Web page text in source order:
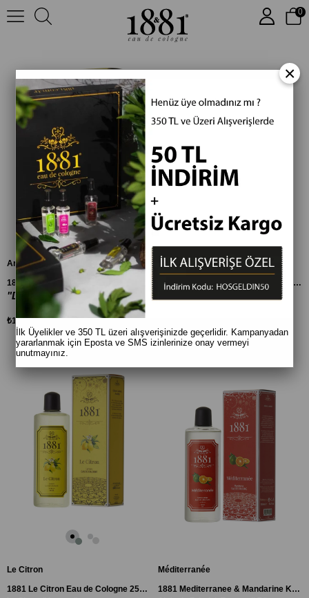
0
Arabesque
"Doğu ile batının mükemmel uyumu"
₺169,00
Oriental
1881 Oriental & Misk-i Amber Kolonya 250ml
Le Citron
1881 Le Citron Eau de Cologne 250ml
Méditerranée
1881 Mediterranee & Mandarine Kolonya 250ml
×
İlk Üyelikler ve 350 TL üzeri alışverişinizde geçerlidir. Kampanyadan
yararlanmak için Eposta ve SMS izinlerinize onay vermeyi
unutmayınız.